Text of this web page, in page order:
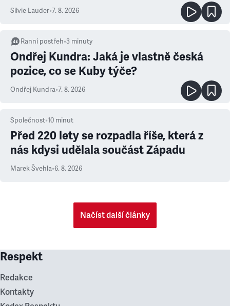
Silvie Lauder•7. 8. 2026
Ranní postřeh•3 minuty
Ondřej Kundra: Jaká je vlastně česká
pozice, co se Kuby týče?
Ondřej Kundra•7. 8. 2026
Společnost•10 minut
Před 220 lety se rozpadla říše, která z
nás kdysi udělala součást Západu
Marek Švehla•6. 8. 2026
Načíst další články
Respekt
Redakce
Kontakty